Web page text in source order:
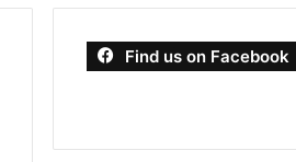
Find us on Facebook